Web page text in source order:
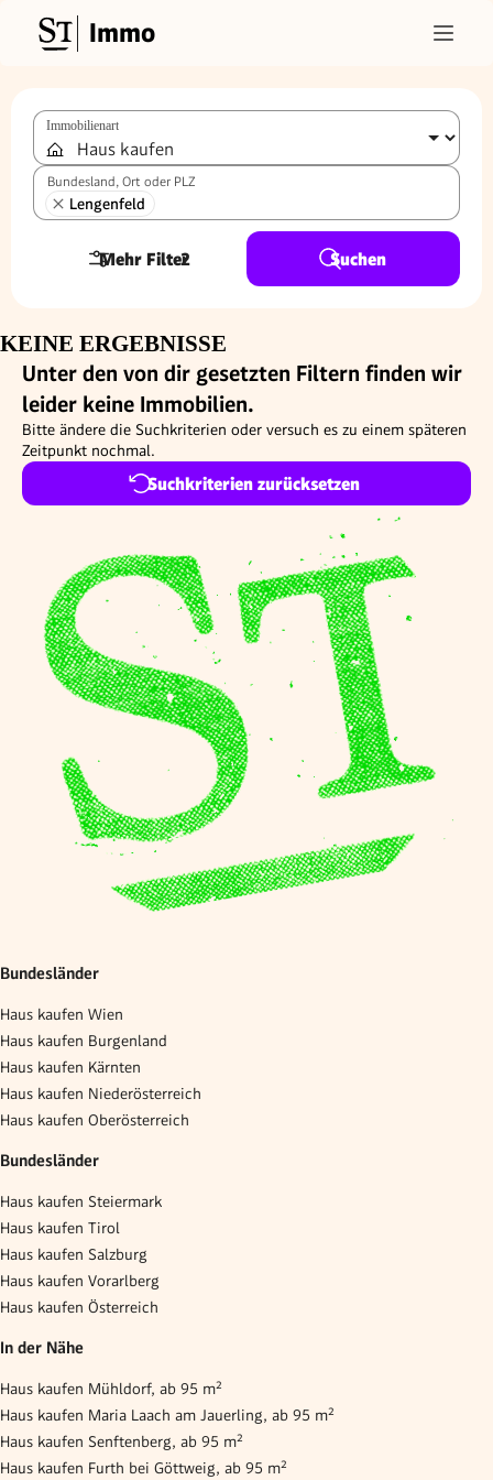
Immo
Immobilienart
Bundesland, Ort oder PLZ
Lengenfeld
Mehr Filter
2 Suchen
KEINE ERGEBNISSE
Unter den von dir gesetzten Filtern finden wir
leider keine Immobilien.
Bitte ändere die Suchkriterien oder versuch es zu einem späteren
Zeitpunkt nochmal.
Suchkriterien zurücksetzen
Bundesländer
Haus kaufen Wien
Haus kaufen Burgenland
Haus kaufen Kärnten
Haus kaufen Niederösterreich
Haus kaufen Oberösterreich
Bundesländer
Haus kaufen Steiermark
Haus kaufen Tirol
Haus kaufen Salzburg
Haus kaufen Vorarlberg
Haus kaufen Österreich
In der Nähe
Haus kaufen Mühldorf, ab 95 m²
Haus kaufen Maria Laach am Jauerling, ab 95 m²
Haus kaufen Senftenberg, ab 95 m²
Haus kaufen Furth bei Göttweig, ab 95 m²